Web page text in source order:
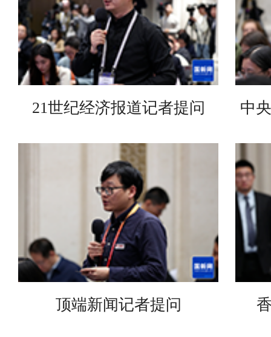
21世纪经济报道记者提问
顶端新闻记者提问